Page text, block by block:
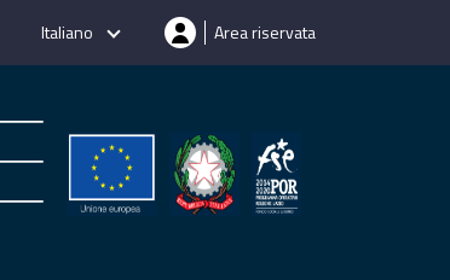
Italiano Area riservata